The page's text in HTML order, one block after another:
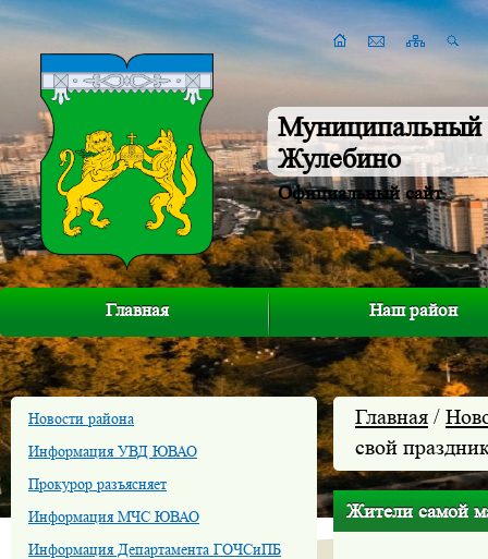
Муниципальный
Жулебино
Официальный сайт
Главная Наш район
Новости района
Информация УВД ЮВАО
Прокурор разъясняет
Информация МЧС ЮВАО
Информация Департамента ГОЧСиПБ
Главная /
свой
Жители самой